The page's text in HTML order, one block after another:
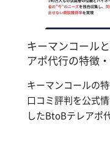
キーマンコール
アポ代行の特徴
キーマンコールの
口コミ評判を公式
したBtoBテレアポ